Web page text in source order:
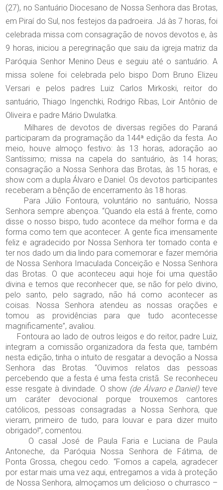
(27), no Santuário Diocesano de Nossa Senhora das Brotas,
em Piraí do Sul, nos festejos da padroeira. Já às 7 horas, foi
celebrada missa com consagração de novos devotos e, às
9 horas, iniciou a peregrinação que saiu da igreja matriz da
Paróquia Senhor Menino Deus e seguiu até o santuário. A
missa solene foi celebrada pelo bispo Dom Bruno Elizeu
Versari e pelos padres Luiz Carlos Mirkoski, reitor do
santuário, Thiago Ingenchki, Rodrigo Ribas, Loir Antônio de
Oliveira e padre Mário Dwulatka.
Milhares de devotos de diversas regiões do Paraná
participaram da programação da 144ª edição da festa. Ao
meio, houve almoço festivo: às 13 horas, adoração ao
Santíssimo; missa na capela do santuário, às 14 horas;
consagração a Nossa Senhora das Brotas, às 15 horas, e
show com a dupla Álvaro e Daniel. Os devotos participantes
receberam a bênção de encerramento às 18 horas.
Para Júlio Fontoura, voluntário no santuário, Nossa
Senhora sempre abençoa. “Quando ela está à frente, como
disse o nosso bispo, tudo acontece da melhor forma e da
forma como tem que acontecer. A gente fica imensamente
feliz e agradecido por Nossa Senhora ter tomado conta e
ter nos dado um dia lindo para comemorar e fazer memória
de Nossa Senhora Imaculada Conceição e Nossa Senhora
das Brotas. O que aconteceu aqui hoje foi uma questão
divina e temos que reconhecer que, se não for pelo divino,
pelo santo, pelo sagrado, não há como acontecer as
coisas. Nossa Senhora atendeu as nossas orações e
tomou as providências para que tudo acontecesse
magnificamente”, avaliou.
Fontoura ao lado de outros leigos e do reitor, padre Luiz,
integram a comissão organizadora da festa que, também
nesta edição, tinha o intuito de resgatar a devoção a Nossa
Senhora das Brotas. “Ouvimos relatos das pessoas
percebendo que a festa é uma festa cristã. Se reconheceu
esse resgate à divindade. O show (de Álvaro e Daniel) teve
um caráter devocional porque trouxemos cantores
católicos, pessoas consagradas a Nossa Senhora, que
vieram, primeiro de tudo, para louvar e para dizer muito
obrigado!”, comentou.
O casal José de Paula Faria e Luciana de Paula
Antoneche, da Paróquia Nossa Senhora de Fátima, de
Ponta Grossa, chegou cedo. “Fomos a capela, agradecer
por estar mais uma vez aqui, entregamos a vida à proteção
de Nossa Senhora, almoçamos um delicioso o churrasco –